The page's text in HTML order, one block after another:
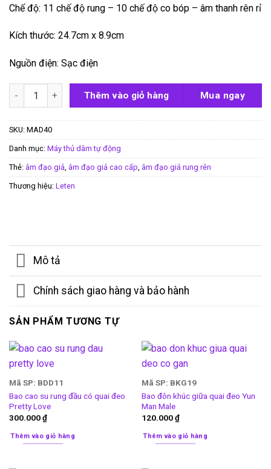
Chế độ: 11 chế độ rung – 10 chế độ co bóp – âm thanh rên rỉ
Kích thước: 24.7cm x 8.9cm
Nguồn điện: Sạc điện
Âm đạo giả rung rên co bóp Leten Youhuang 3.0 số lượng
Thêm vào giỏ hàng Mua ngay
SKU: MAD40
Danh mục: Máy thủ dâm tự động
Thẻ: âm đạo giả âm đạo giả cao cấp âm đạo giả rung rên
Thương hiệu: Leten
Mô tả
Chính sách giao hàng và bảo hành
SẢN PHẨM TƯƠNG TỰ
Mã SP: BDD11
Bao cao su rung đầu có quai đeo
Pretty Love
300.000₫
Thêm vào giỏ hàng
Mã SP: BKG19
Bao đôn khúc giữa quai đeo Yun
Man Male
120.000₫
Thêm vào giỏ hàng